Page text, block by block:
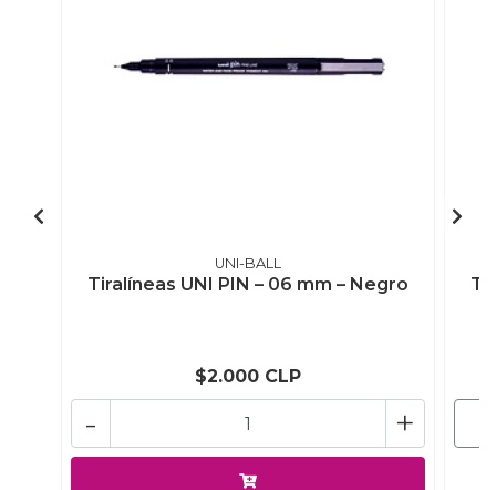
UNI-BALL
Tiralíneas UNI PIN – 06 mm – Negro
$2.000 CLP
+
-